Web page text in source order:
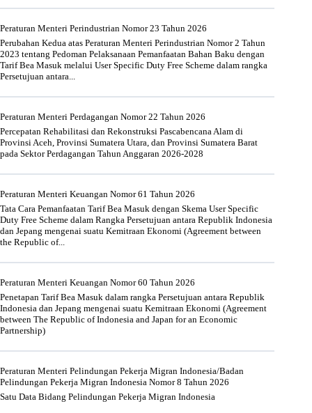
Peraturan Menteri Perindustrian Nomor 23 Tahun 2026
Perubahan Kedua atas Peraturan Menteri Perindustrian Nomor 2 Tahun
2023 tentang Pedoman Pelaksanaan Pemanfaatan Bahan Baku dengan
Tarif Bea Masuk melalui User Specific Duty Free Scheme dalam rangka
Persetujuan antara...
Peraturan Menteri Perdagangan Nomor 22 Tahun 2026
Percepatan Rehabilitasi dan Rekonstruksi Pascabencana Alam di
Provinsi Aceh, Provinsi Sumatera Utara, dan Provinsi Sumatera Barat
pada Sektor Perdagangan Tahun Anggaran 2026-2028
Peraturan Menteri Keuangan Nomor 61 Tahun 2026
Tata Cara Pemanfaatan Tarif Bea Masuk dengan Skema User Specific
Duty Free Scheme dalam Rangka Persetujuan antara Republik Indonesia
dan Jepang mengenai suatu Kemitraan Ekonomi (Agreement between
the Republic of...
Peraturan Menteri Keuangan Nomor 60 Tahun 2026
Penetapan Tarif Bea Masuk dalam rangka Persetujuan antara Republik
Indonesia dan Jepang mengenai suatu Kemitraan Ekonomi (Agreement
between The Republic of Indonesia and Japan for an Economic
Partnership)
Peraturan Menteri Pelindungan Pekerja Migran Indonesia/Badan
Pelindungan Pekerja Migran Indonesia Nomor 8 Tahun 2026
Satu Data Bidang Pelindungan Pekerja Migran Indonesia